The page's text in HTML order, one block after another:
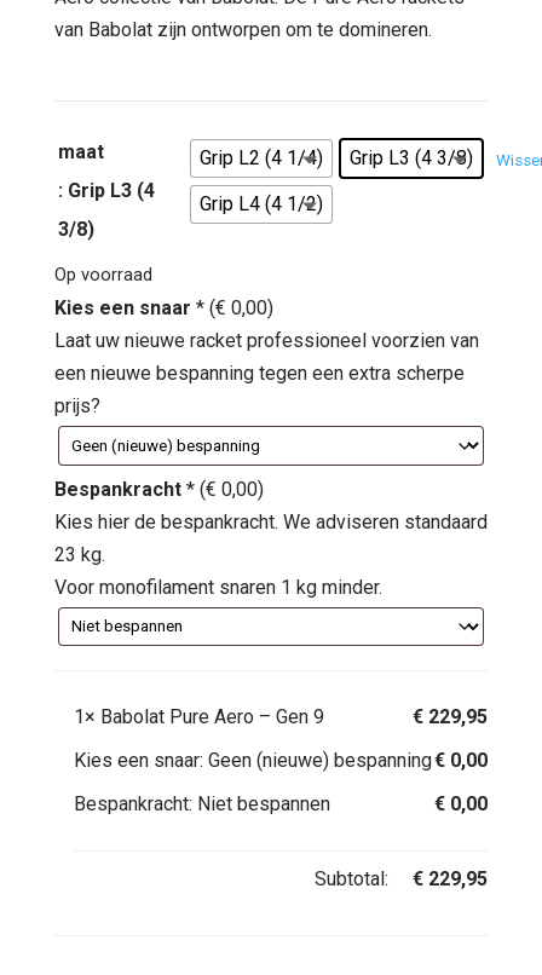
van Babolat zijn ontworpen om te domineren.
maat
: Grip L3 (4
3/8)
Grip L2 (4 1/4)
Grip L3 (4 3/8)
Grip L4 (4 1/2)
Op voorraad
Kies een snaar * (€ 0,00)
Laat uw nieuwe racket professioneel voorzien van
een nieuwe bespanning tegen een extra scherpe
prijs?
Bespankracht * (€ 0,00)
Kies hier de bespankracht. We adviseren standaard
23 kg.
Voor monofilament snaren 1 kg minder.
1× Babolat Pure Aero – Gen 9 € 229,95
Kies een snaar: Geen (nieuwe) bespanning€ 0,00
Bespankracht: Niet bespannen € 0,00
Subtotal: € 229,95